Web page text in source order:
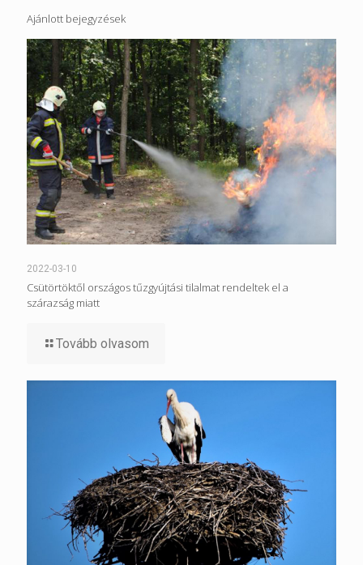
Ajánlott bejegyzések
2022-03-10
Csütörtöktől országos tűzgyújtási tilalmat rendeltek el a
szárazság miatt
Tovább olvasom